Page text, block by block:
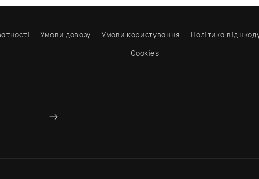
Умови довозу Умови користування Політика
Cookies